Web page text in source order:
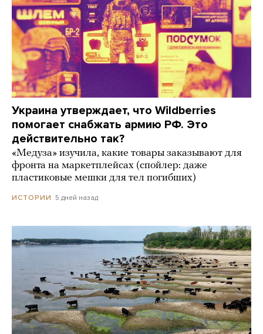
Украина утверждает, что Wildberries
помогает снабжать армию РФ. Это
действительно так?
«Медуза» изучила, какие товары заказывают для
фронта на маркетплейсах (спойлер: даже
пластиковые мешки для тел погибших)
ИСТОРИИ 5 дней назад